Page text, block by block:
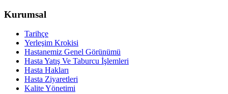
Kurumsal
Tarihçe
Yerleşim Krokisi
Hastanemiz Genel Görünümü
Hasta Yatış Ve Taburcu İşlemleri
Hasta Hakları
Hasta Ziyaretleri
Kalite Yönetimi